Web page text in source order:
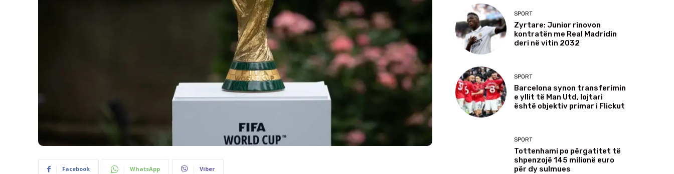
Facebook WhatsApp Viber
SPORT
Zyrtare: Junior rinovon
kontratën me Real Madridin
deri në vitin 2032
SPORT
Barcelona synon transferimin
e yllit të Man Utd, lojtari
është objektiv primar i Flickut
SPORT
Tottenhami po përgatitet të
shpenzojë 145 milionë euro
për dy sulmues